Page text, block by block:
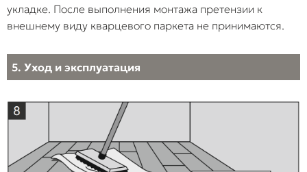
укладке. После выполнения монтажа претензии к
внешнему виду кварцевого паркета не принимаются.
5. Уход и эксплуатация